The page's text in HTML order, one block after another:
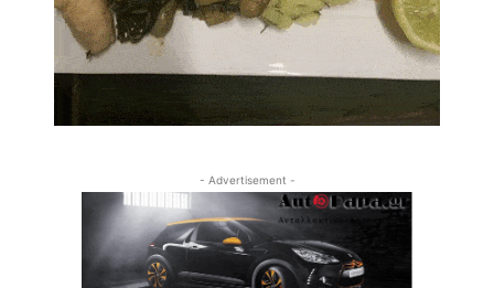
- Advertisement -